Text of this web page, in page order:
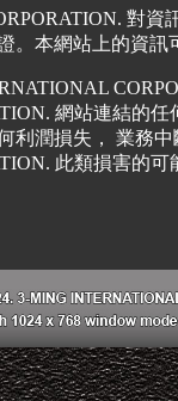
對
。本網站上的資訊
網站連結的
利潤損失， 業務
此類損害的可